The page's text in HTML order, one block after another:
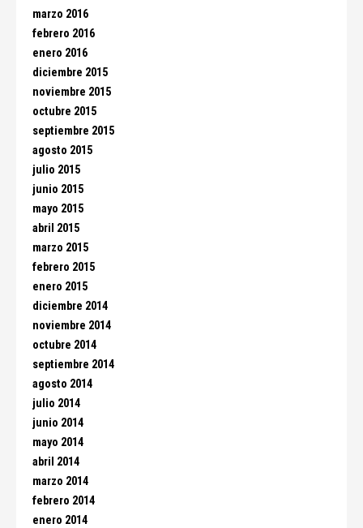
marzo 2016
febrero 2016
enero 2016
diciembre 2015
noviembre 2015
octubre 2015
septiembre 2015
agosto 2015
julio 2015
junio 2015
mayo 2015
abril 2015
marzo 2015
febrero 2015
enero 2015
diciembre 2014
noviembre 2014
octubre 2014
septiembre 2014
agosto 2014
julio 2014
junio 2014
mayo 2014
abril 2014
marzo 2014
febrero 2014
enero 2014